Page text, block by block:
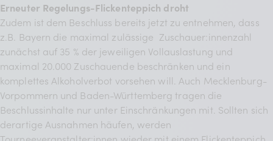
Erneuter Regelungs-Flickenteppich droht
Zudem ist dem Beschluss bereits jetzt zu entnehmen, dass
z.B. Bayern die maximal zulässige Zuschauer:innenzahl
zunächst auf 35 % der jeweiligen Vollauslastung und
maximal 20.000 Zuschauende beschränken und ein
komplettes Alkoholverbot vorsehen will. Auch Mecklenburg-
Vorpommern und Baden-Württemberg tragen die
Beschlussinhalte nur unter Einschränkungen mit. Sollten sich
derartige Ausnahmen häufen, werden